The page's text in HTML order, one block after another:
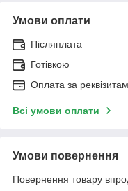
Умови оплати
Післяплата
Готівкою
Оплата за
Всі умови оплати
Умови повернення
Повернення товару